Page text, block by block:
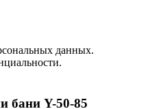
данных.
бани Y-50-85